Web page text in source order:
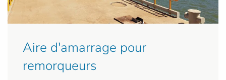
Aire d'amarrage pour
remorqueurs